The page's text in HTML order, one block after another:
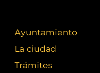
Ayuntamiento
La ciudad
Trámites